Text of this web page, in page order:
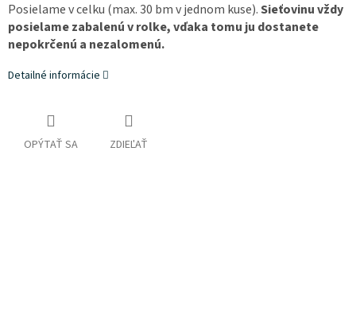
Posielame v celku (max. 30 bm v jednom kuse).Sieťovinu vždy
posielame zabalenú v rolke, vďaka tomu ju dostanete
nepokrčenú a nezalomenú.
Detailné informácie
OPÝTAŤ SA ZDIEĽAŤ